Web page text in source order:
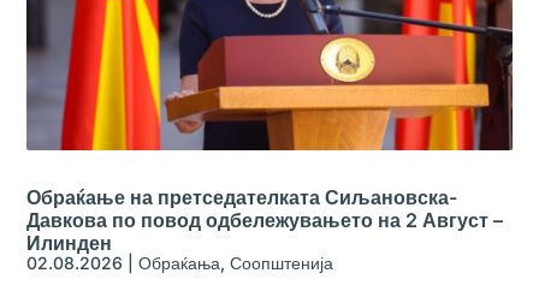
Обраќање на претседателката Сиљановска-
Давкова по повод одбележувањето на 2 Август –
Илинден
02.08.2026 |Обраќања,Соопштенија